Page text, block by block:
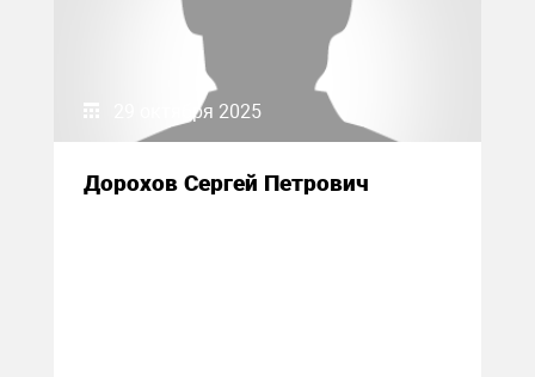
29 октября 2025
Дорохов Сергей Петрович